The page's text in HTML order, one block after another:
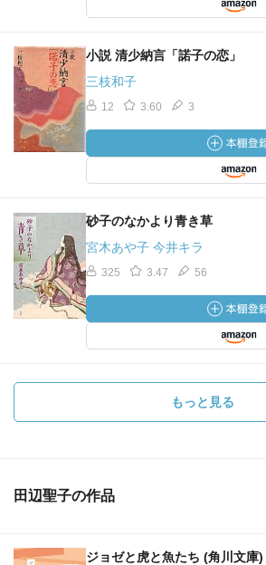
小説 清少納言「諾子の恋」
三枝和子
12 3.60 3
砂子のなかより青き草
宮木あや子 今井キラ
325 3.47 56
もっと見る
田辺聖子の作品
ジョゼと虎と魚たち (角川文庫)